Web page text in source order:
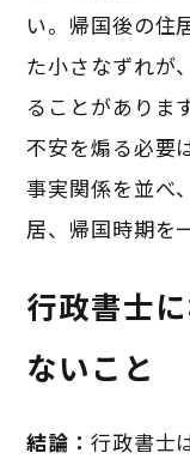
い。帰国後の住
た小さなずれが
ることがあります
不安を煽る必要
事実関係を並べ
居、帰国時期を
行政書士
ないこと
結論： 行政書士